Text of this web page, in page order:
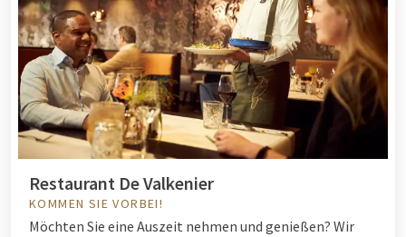
Restaurant De Valkenier
KOMMEN SIE VORBEI!
Möchten Sie eine Auszeit nehmen und genießen? Wir